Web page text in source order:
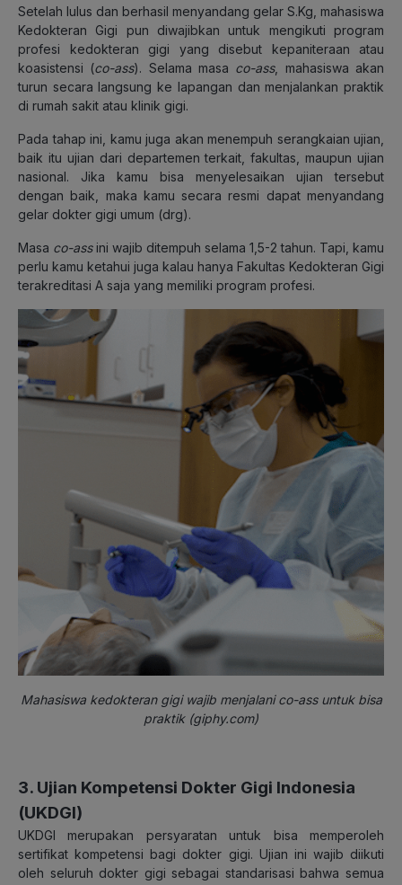
Setelah lulus dan berhasil menyandang gelar S.Kg, mahasiswa
Kedokteran Gigi pun diwajibkan untuk mengikuti program
profesi kedokteran gigi yang disebut kepaniteraan atau
koasistensi (co-ass). Selama masa co-ass, mahasiswa akan
turun secara langsung ke lapangan dan menjalankan praktik
di rumah sakit atau klinik gigi.
Pada tahap ini, kamu juga akan menempuh serangkaian ujian,
baik itu ujian dari departemen terkait, fakultas, maupun ujian
nasional. Jika kamu bisa menyelesaikan ujian tersebut
dengan baik, maka kamu secara resmi dapat menyandang
gelar dokter gigi umum (drg).
Masa co-ass ini wajib ditempuh selama 1,5-2 tahun. Tapi, kamu
perlu kamu ketahui juga kalau hanya Fakultas Kedokteran Gigi
terakreditasi A saja yang memiliki program profesi.
Mahasiswa kedokteran gigi wajib menjalani co-ass untuk bisa
praktik (giphy.com)
3. Ujian Kompetensi Dokter Gigi Indonesia
(UKDGI)
UKDGI merupakan persyaratan untuk bisa memperoleh
sertifikat kompetensi bagi dokter gigi. Ujian ini wajib diikuti
oleh seluruh dokter gigi sebagai standarisasi bahwa semua